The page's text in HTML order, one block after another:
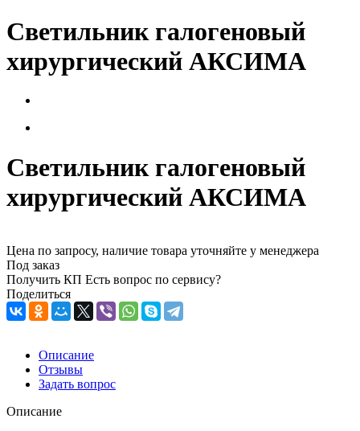
Светильник галогеновый
хирургический АКСИМА
Светильник галогеновый
хирургический АКСИМА
Цена по запросу, наличие товара уточняйте у менеджера
Под заказ
Получить КП Есть вопрос по сервису?
Поделиться
Описание
Отзывы
Задать вопрос
Описание